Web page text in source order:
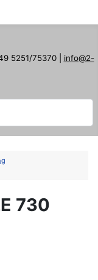
5251/75370 | info@2-
730